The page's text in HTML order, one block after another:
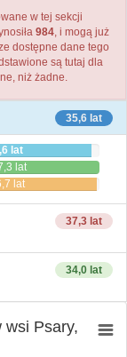
w tej sekcji
984, i mogą już
dostępne dane tego
są tutaj dla
niż żadne.
35,6 lat
lat
lat
lat
37,3 lat
34,0 lat
wsi Psary,